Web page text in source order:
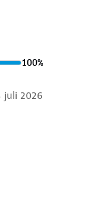
100%
juli 2026